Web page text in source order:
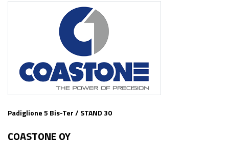
Padiglione 5 Bis-Ter / STAND 30
COASTONE OY